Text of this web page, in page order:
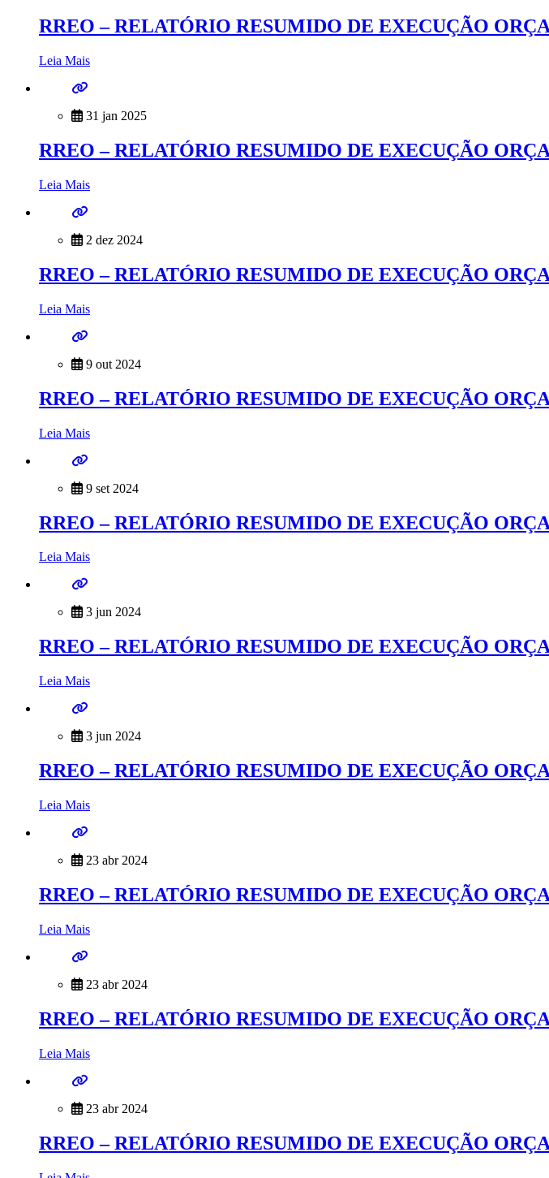
RREO – RELATÓRIO RESUMIDO DE EXECUÇÃO
Leia Mais
31 jan 2025
RREO – RELATÓRIO RESUMIDO DE EXECUÇÃO
Leia Mais
2 dez 2024
RREO – RELATÓRIO RESUMIDO DE EXECUÇÃO
Leia Mais
9 out 2024
RREO – RELATÓRIO RESUMIDO DE EXECUÇÃO
Leia Mais
9 set 2024
RREO – RELATÓRIO RESUMIDO DE EXECUÇÃO
Leia Mais
3 jun 2024
RREO – RELATÓRIO RESUMIDO DE EXECUÇÃO
Leia Mais
3 jun 2024
RREO – RELATÓRIO RESUMIDO DE EXECUÇÃO
Leia Mais
23 abr 2024
RREO – RELATÓRIO RESUMIDO DE EXECUÇÃO
Leia Mais
23 abr 2024
RREO – RELATÓRIO RESUMIDO DE EXECUÇÃO
Leia Mais
23 abr 2024
RREO – RELATÓRIO RESUMIDO DE EXECUÇÃO